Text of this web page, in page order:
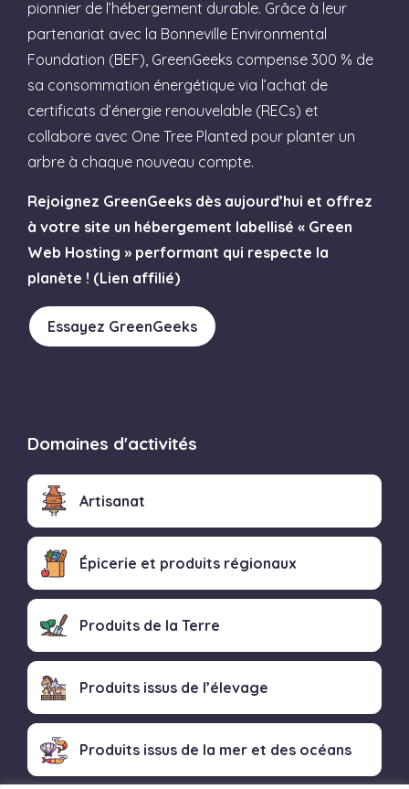
pionnier de l’hébergement durable. Grâce à leur
partenariat avec la Bonneville Environmental
Foundation (BEF), GreenGeeks compense 300 % de
sa consommation énergétique via l’achat de
certificats d’énergie renouvelable (RECs) et
collabore avec One Tree Planted pour planter un
arbre à chaque nouveau compte.
Rejoignez GreenGeeks dès aujourd’hui et offrez
à votre site un hébergement labellisé « Green
Web Hosting » performant qui respecte la
planète ! (Lien affilié)
Essayez GreenGeeks
Domaines d'activités
Artisanat
Épicerie et produits régionaux
Produits de la Terre
Produits issus de l’élevage
Produits issus de la mer et des océans